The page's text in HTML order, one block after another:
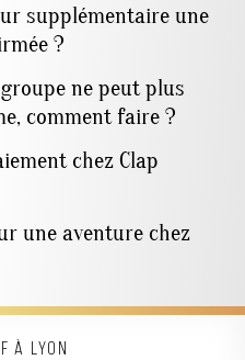
supplémentaire une
?
ne peut plus
comment faire ?
chez Clap
une aventure chez
à Lyon